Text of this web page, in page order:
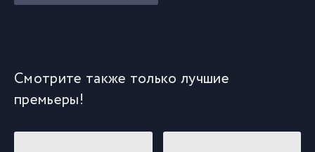
Смотрите также только лучшие
премьеры!